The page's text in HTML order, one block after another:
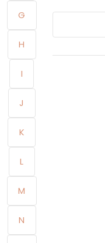
G
H
I
J
K
L
M
N